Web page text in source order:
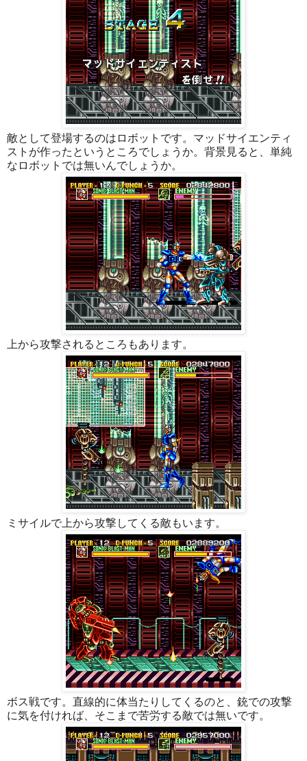
敵として登場するのはロボットです。マッドサイエンティ
ストが作ったというところでしょうか。背景見ると、単純
なロボットでは無いんでしょうか。
上から攻撃されるところもあります。
ミサイルで上から攻撃してくる敵もいます。
ボス戦です。直線的に体当たりしてくるのと、銃での攻撃
に気を付ければ、そこまで苦労する敵では無いです。